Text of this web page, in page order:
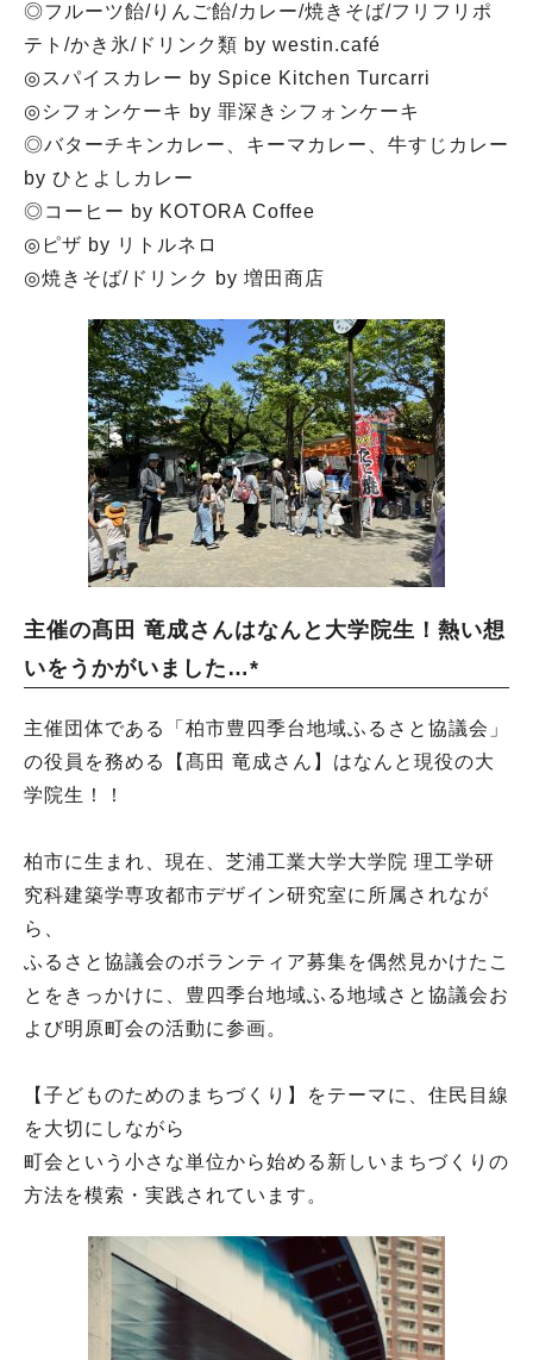
◎フルーツ飴/りんご飴/カレー/焼きそば/フリフリポ
テト/かき氷/ドリンク類 by westin.café
◎スパイスカレー by Spice Kitchen Turcarri
◎シフォンケーキ by 罪深きシフォンケーキ
◎バターチキンカレー、キーマカレー、牛すじカレー
by ひとよしカレー
◎コーヒー by KOTORA Coffee
◎ピザ by リトルネロ
◎焼きそば/ドリンク by 増田商店
主催の髙田 竜成さんはなんと大学院生！熱い想
いをうかがいました…*
主催団体である「柏市豊四季台地域ふるさと協議会」
の役員を務める【髙田 竜成さん】はなんと現役の大
学院生！！
柏市に生まれ、現在、芝浦工業大学大学院 理工学研
究科建築学専攻都市デザイン研究室に所属されなが
ら、
ふるさと協議会のボランティア募集を偶然見かけたこ
とをきっかけに、豊四季台地域ふる地域さと協議会お
よび明原町会の活動に参画。
【子どものためのまちづくり】をテーマに、住民目線
を大切にしながら
町会という小さな単位から始める新しいまちづくりの
方法を模索・実践されています。